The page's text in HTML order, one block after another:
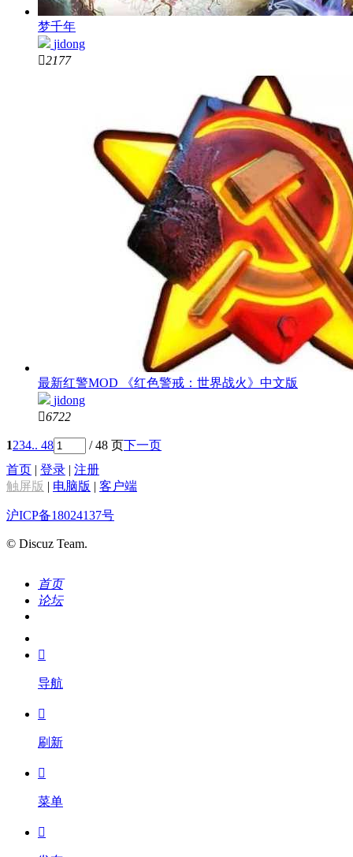
梦千年
jidong
2177
最新红警MOD 《红色警戒：世界战火》中文版
jidong
6722
1234.. 48 / 48 页下一页
首页 | 登录 | 注册
触屏版 | 电脑版 | 客户端
沪ICP备18024137号
© Discuz Team.
首页
论坛
我的

导航

刷新

菜单
